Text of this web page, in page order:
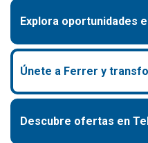
Explora oportunidades
Únete a Ferrer y
Descubre ofertas en